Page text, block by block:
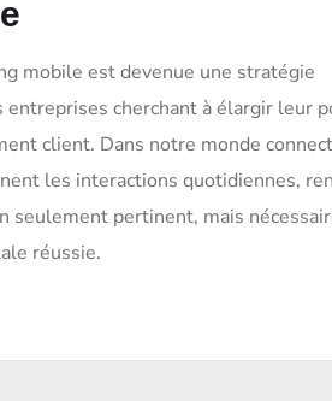
mobile est devenue une stratégie
cherchant à élargir leur
client. Dans notre monde
les interactions quotidiennes,
seulement pertinent, mais
réussie.